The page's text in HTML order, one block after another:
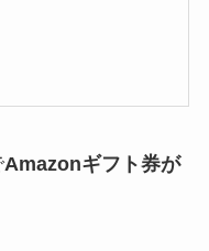
Amazonギフト券が